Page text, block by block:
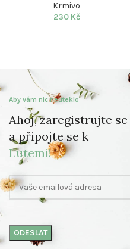
Krmivo
230 Kč
Aby vám nic neuteklo
Ahoj, zaregistrujte se
a připojte se k
Lutemi!